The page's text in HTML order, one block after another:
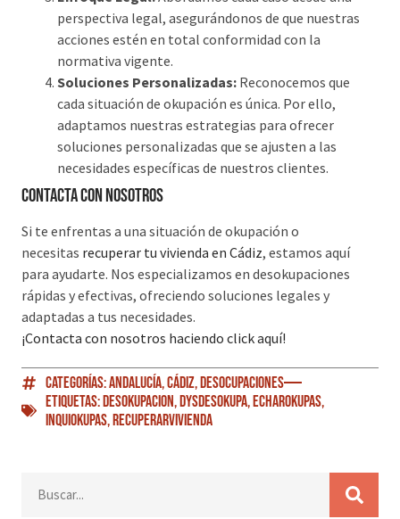
perspectiva legal, asegurándonos de que nuestras
acciones estén en total conformidad con la
normativa vigente.
Soluciones Personalizadas: Reconocemos que
cada situación de okupación es única. Por ello,
adaptamos nuestras estrategias para ofrecer
soluciones personalizadas que se ajusten a las
necesidades específicas de nuestros clientes.
Contacta con nosotros
Si te enfrentas a una situación de okupación o
necesitas recuperar tu vivienda en Cádiz, estamos aquí
para ayudarte. Nos especializamos en desokupaciones
rápidas y efectivas, ofreciendo soluciones legales y
adaptadas a tus necesidades.
¡Contacta con nosotros haciendo click aquí!
Categorías:Andalucía,Cádiz,Desocupaciones
Etiquetas:Desokupacion,DySDesokupa,EcharOkupas,
Inquiokupas,RecuperarVivienda